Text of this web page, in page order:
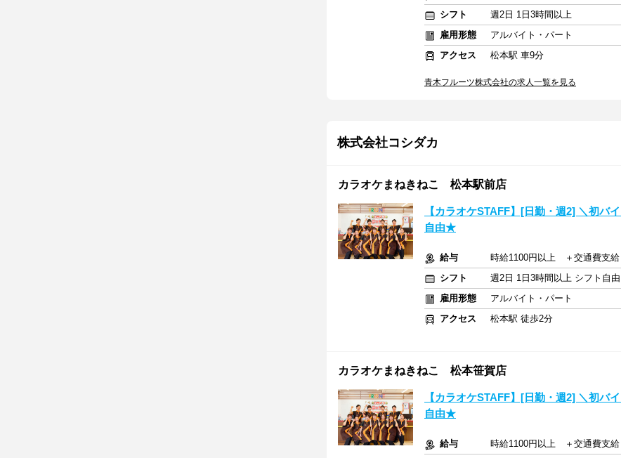
シフト
週2日 1日3時間以上
雇用形態
アルバイト・パート
アクセス
松本駅 車9分
青木フルーツ株式会社の求人一覧を見る
株式会社コシダカ
カラオケまねきねこ 松本駅前店
【カラオケSTAFF】[日勤・週2] ＼初
自由★
給与
時給1100円以上 ＋交通費支給
シフト
週2日 1日3時間以上 シフト自
雇用形態
アルバイト・パート
アクセス
松本駅 徒歩2分
カラオケまねきねこ 松本笹賀店
【カラオケSTAFF】[日勤・週2] ＼初
自由★
給与
時給1100円以上 ＋交通費支給